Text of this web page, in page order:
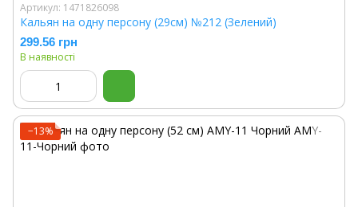
Артикул: 1471826098
Кальян на одну персону (29см) №212 (Зелений)
299.56 грн
В наявності
−13%